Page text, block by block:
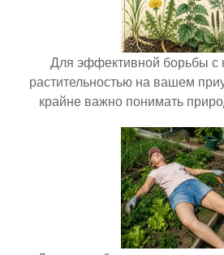
Для эффективной борьбы с
растительностью на вашем
крайне важно понимать